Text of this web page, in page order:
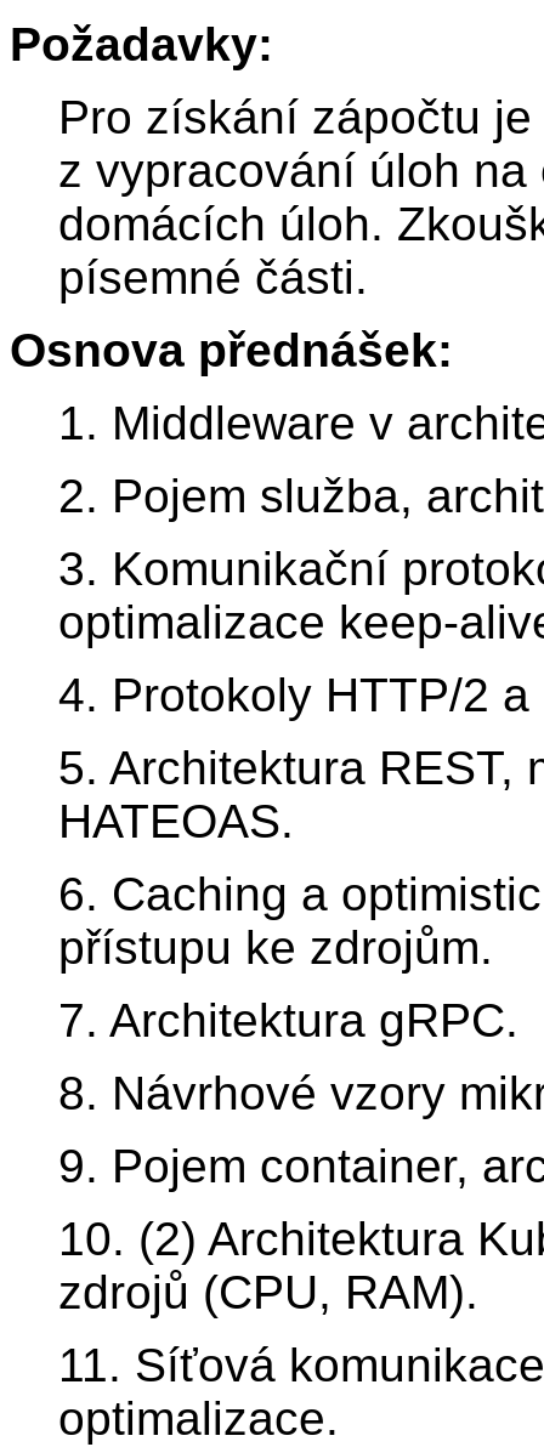
Požadavky:
Pro získání zápočtu
z vypracování úloh
domácích úloh.
písemné části.
Osnova přednášek:
1. Middleware v
2. Pojem služba,
3. Komunikační
optimalizace keep-
4. Protokoly HTTP/2 a
5. Architektura REST,
HATEOAS.
6. Caching a
přístupu ke zdrojům.
7. Architektura gRPC.
8. Návrhové vzory
9. Pojem container,
10. (2) Architektura
zdrojů (CPU, RAM).
11. Síťová
optimalizace.